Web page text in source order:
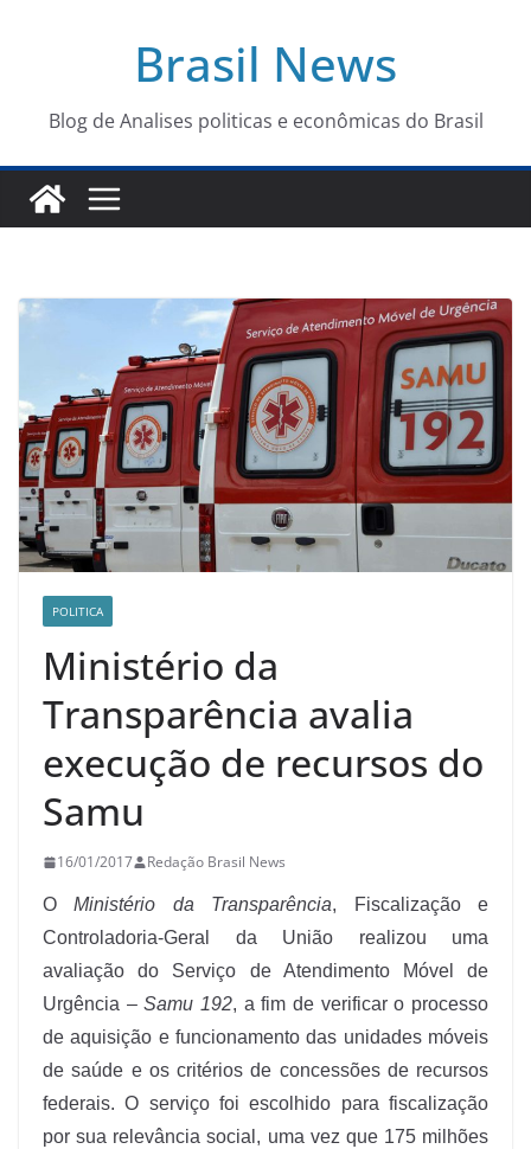
conteúdo
Brasil News
Blog de Analises politicas e econômicas do Brasil
POLITICA
Ministério da
Transparência avalia
execução de recursos do
Samu
16/01/2017 Redação Brasil News
OMinistério da Transparência, Fiscalização e
Controladoria-Geral da União realizou uma
avaliação do Serviço de Atendimento Móvel de
Urgência –Samu 192, a fim de verificar o processo
de aquisição e funcionamento das unidades móveis
de saúde e os critérios de concessões de recursos
federais. O serviço foi escolhido para fiscalização
por sua relevância social, uma vez que 175 milhões